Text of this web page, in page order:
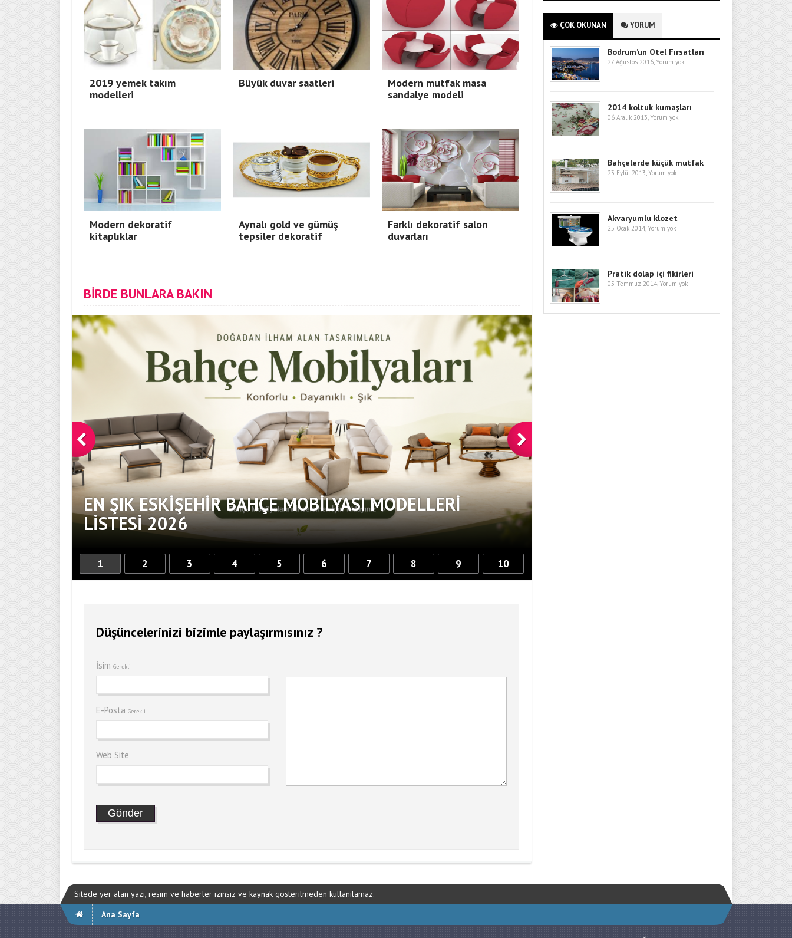
2019 yemek takım
modelleri
Büyük duvar saatleri
Modern mutfak masa
sandalye modeli
Modern dekoratif
kitaplıklar
Aynalı gold ve gümüş
tepsiler dekoratif
Farklı dekoratif salon
duvarları
BİRDE BUNLARA BAKIN
EN ŞIK ESKIŞEHIR BAHÇE MOBILYASI MODELLERI
LISTESI 2026
EVINIZIN ATMOSFERINI
MODELLERI VE DEKORASYON
1 2 3 4 5 6 7 8 9 10
Düşüncelerinizi bizimle paylaşırmısınız ?
İsim Gerekli
E-Posta Gerekli
Web Site
ÇOK OKUNAN YORUM
Bodrum’un Otel Fırsatları
27 Ağustos 2016, Yorum yok
2014 koltuk kumaşları
06 Aralık 2013, Yorum yok
Bahçelerde küçük mutfak
23 Eylül 2013, Yorum yok
Akvaryumlu klozet
25 Ocak 2014, Yorum yok
Pratik dolap içi fikirleri
05 Temmuz 2014, Yorum yok
Sitede yer alan yazı, resim ve haberler izinsiz ve kaynak gösterilmeden kullanılamaz.
Ana Sayfa